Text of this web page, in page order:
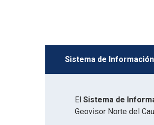
Sistema de
El Sistema de
Geovisor Norte del